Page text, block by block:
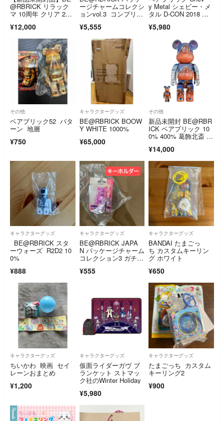
@RBRICK リラック
マ 10周年 クリア 2体
¥12,000
ージチャームコレクシ
ョンvol.3 コンプリー
¥5,555
y Metal シェビー・メ
タル D-CON 2018 ア
品 100%
¥5,980
その他
ベアブリック52 パタ
ーン 地層
¥750
キャラクターグッズ
BE@RBRICK BOOW
Y WHITE 1000%
¥65,000
その他
新品未開封 BE@RBR
ICK ベアブリック 10
0% 400% 葛飾北斎 富
晴 すみだ北斎美術館
¥14,000
キャラクターグッズ
BE@RBRICK スタ
ーウォーズ R2D2 10
0%
¥888
キャラクターグッズ
BE@RBRICK JAPA
N パッケージチャーム
コレクション3 ガチャ
ー ガチャ key holder
¥555
キャラクターグッズ
BANDAI たまごっ
ち カスタムキーリン
グ ホワイト
¥650
キャラクターグッズ
ちいかわ 映画 セイ
レーンおまとめ
¥1,200
キャラクターグッズ
仮面ライダーガヴ ブ
ランケット ストマッ
ク社のWinter Holiday
¥5,980
キャラクターグッズ
たまごっち カスタム
キーリング2
¥900